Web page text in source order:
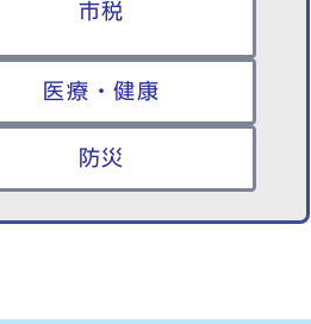
市税
医療・健康
防災